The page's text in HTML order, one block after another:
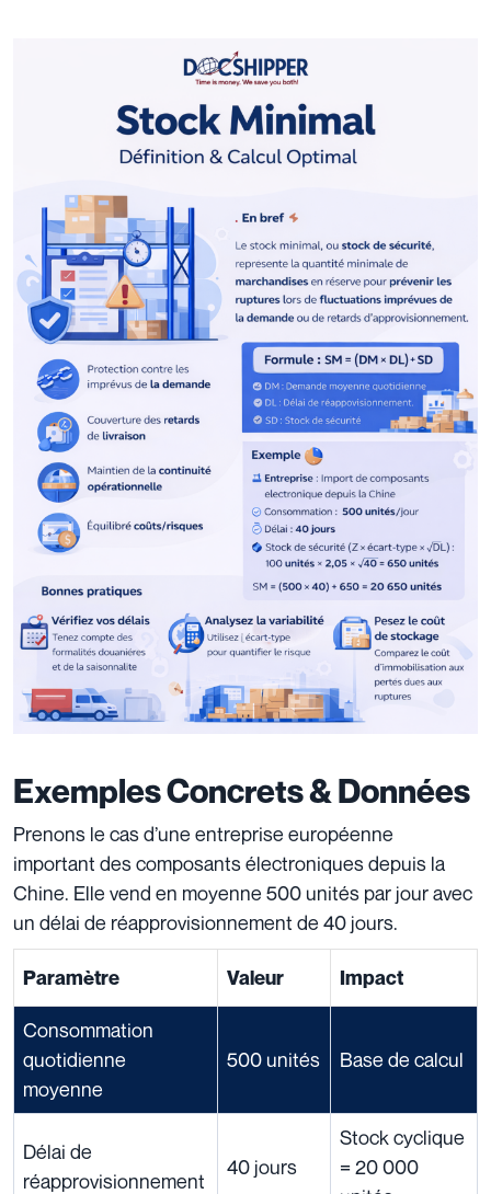
Exemples Concrets & Données
Prenons le cas d’une entreprise européenne
important des composants électroniques depuis la
Chine. Elle vend en moyenne 500 unités par jour avec
un délai de réapprovisionnement de 40 jours.
Paramètre Valeur Impact
Consommation
quotidienne
moyenne
500 unités Base de calcul
Délai de
réapprovisionnement
40 jours
Stock cyclique
= 20 000